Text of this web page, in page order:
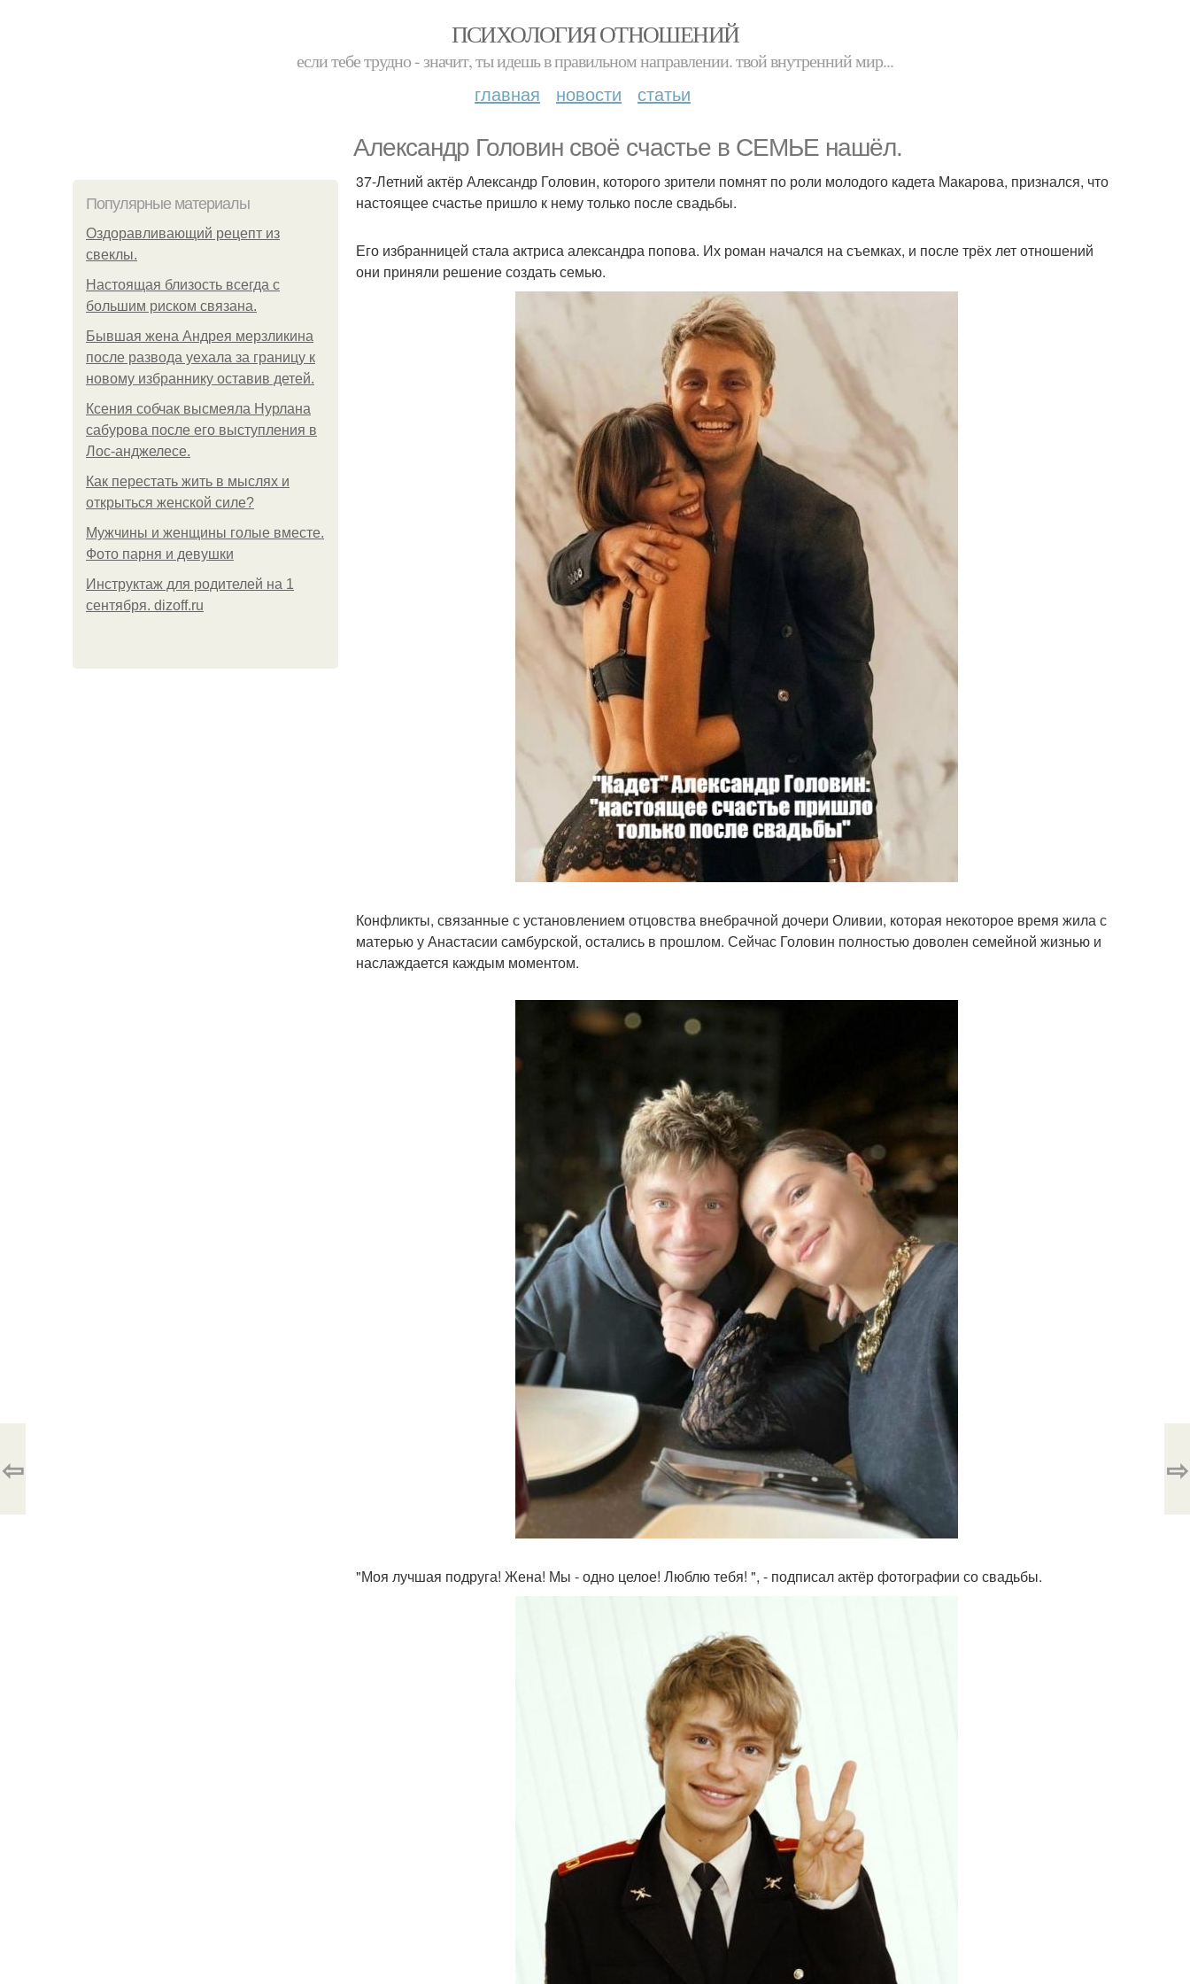
ПСИХОЛОГИЯ ОТНОШЕНИЙ
если тебе трудно - значит, ты идешь в правильном направлении. твой внутренний мир...
главная новости статьи
Александр Головин своё счастье в СЕМЬЕ нашёл.
Популярные материалы
Оздоравливающий рецепт из
свеклы.
Hacтоящая близость всегда с
большим риском связана.
Бывшая жена Андрея мерзликина
после развода уехала за границу к
новому избраннику оставив детей.
Ксения собчак высмеяла Нурлана
сабурова после его выступления в
Лос-анджелесе.
Как перестать жить в мыслях и
открыться женской силе?
Мужчины и женщины голые вместе.
Фото парня и девушки
Инструктаж для родителей на 1
сентября. dizoff.ru
37-Летний актёр Александр Головин, которого зрители помнят по роли молодого кадета Макарова, признался, что
настоящее счастье пришло к нему только после свадьбы.
Его избранницей стала актриса александра попова. Их роман начался на съемках, и после трёх лет отношений
они приняли решение создать семью.
Конфликты, связанные с установлением отцовства внебрачной дочери Оливии, которая некоторое время жила с
матерью у Анастасии самбурской, остались в прошлом. Сейчас Головин полностью доволен семейной жизнью и
наслаждается каждым моментом.
"Моя лучшая подруга! Жена! Мы - одно целое! Люблю тебя! ", - подписал актёр фотографии со свадьбы.
⇦ ⇨